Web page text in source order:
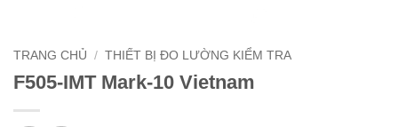
TRANG CHỦ / THIẾT BỊ ĐO LƯỜNG KIỂM TRA
F505-IMT Mark-10 Vietnam